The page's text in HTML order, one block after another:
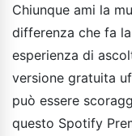
Chiunque ami la
differenza che fa la
esperienza di
versione gratuita
può essere
questo Spotify